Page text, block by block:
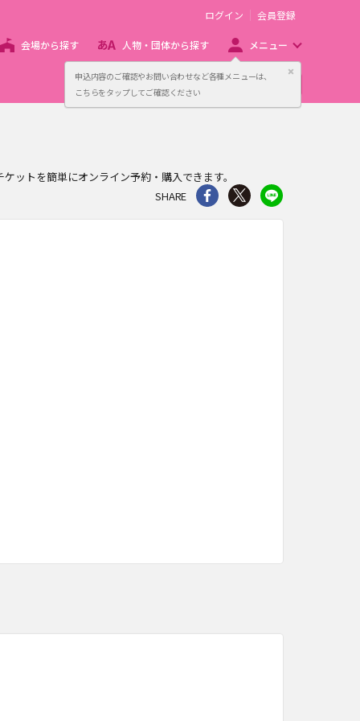
申込内容のご確認やお問い合わせなど各種メニューは、
こちらをタップしてご確認ください
閉じる
ログイン 会員登録
会場から探す 人物・団体から探す メニュー
主催者向け販売サービス
ットを簡単にオンライン予約・購入できます。
SHARE
シェア Twitter